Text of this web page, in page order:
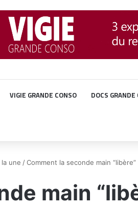
VIGIE GRANDE CONSO DOCS
la une / Comment la seconde main
main